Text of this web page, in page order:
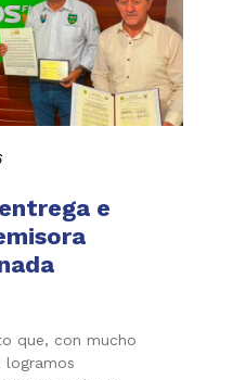
e
que, con mucho
logramos